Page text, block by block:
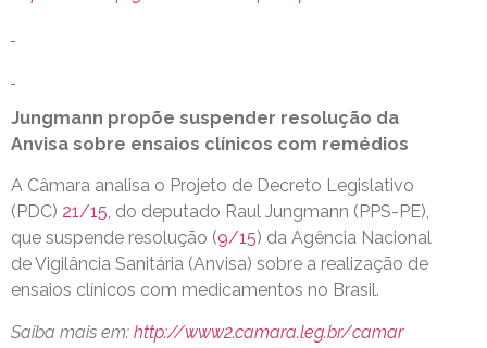
Jungmann propõe suspender resolução da
Anvisa sobre ensaios clínicos com remédios
A Câmara analisa o Projeto de Decreto Legislativo
(PDC) 21/15, do deputado Raul Jungmann (PPS-PE),
que suspende resolução (9/15) da Agência Nacional
de Vigilância Sanitária (Anvisa) sobre a realização de
ensaios clínicos com medicamentos no Brasil.
Saiba mais em: http://www2.camara.leg.br/camar